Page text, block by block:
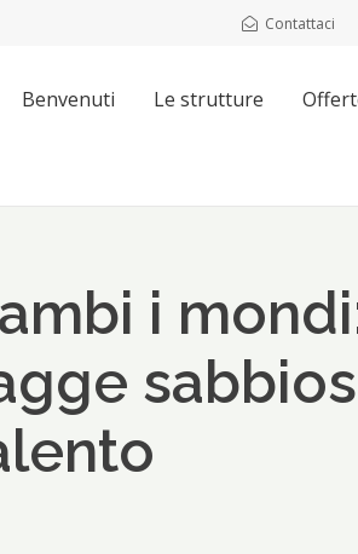
Contattaci
Benvenuti Le strutture
i